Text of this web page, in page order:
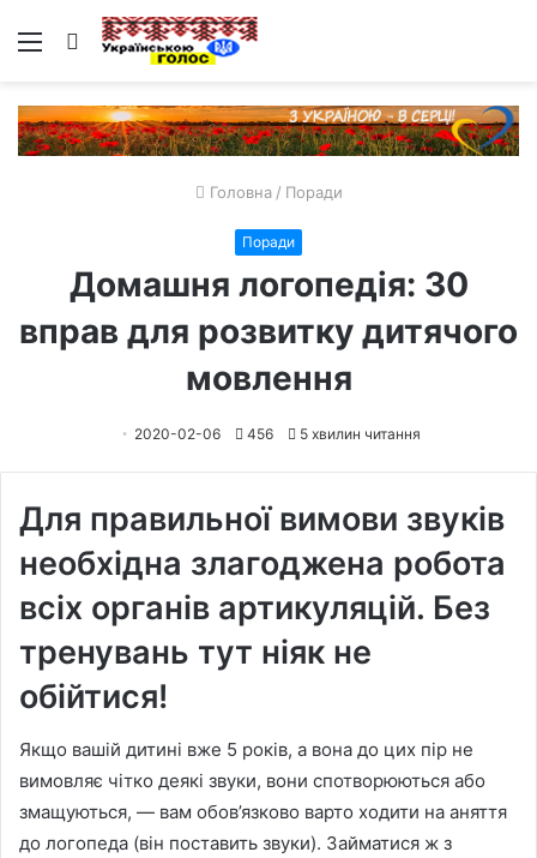
Меню Пошук
Головна / Поради
Поради
Домашня логопедія: 30
вправ для розвитку дитячого
мовлення
2020-02-06 456 5 хвилин читання
Для правильної вимови звуків
необхідна злагоджена робота
всіх органів артикуляцій. Без
тренувань тут ніяк не
обійтися!
Якщо вашій дитині вже 5 років, а вона до цих пір не
вимовляє чітко деякі звуки, вони спотворюються або
змащуються, — вам обов’язково варто ходити на аняття
до логопеда (він поставить звуки). Займатися ж з